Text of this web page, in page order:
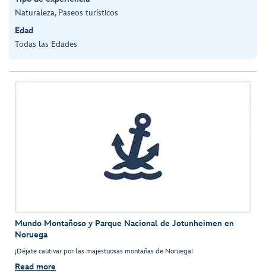
Naturaleza, Paseos turísticos
Edad
Todas las Edades
Mundo Montañoso y Parque Nacional de Jotunheimen en
Noruega
¡Déjate cautivar por las majestuosas montañas de Noruega!
Read more